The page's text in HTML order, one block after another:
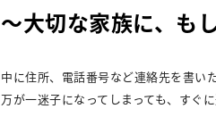
～大切な家族に、も
中に住所、電話番号など連絡先を書い
万が一迷子になってしまっても、すぐ